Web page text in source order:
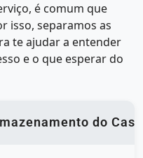
é comum que
isso, separamos as
te ajudar a entender
e o que esperar do
do